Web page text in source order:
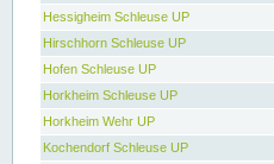
Hessigheim Schleuse UP
Hirschhorn Schleuse UP
Hofen Schleuse UP
Horkheim Schleuse UP
Horkheim Wehr UP
Kochendorf Schleuse UP